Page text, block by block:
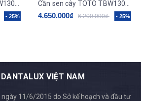
- 25% 4.650.000₫ 6.200.000₫ - 25%
VIỆT NAM
ngày 11/6/2015 do Sở kế hoạch và đầu tư